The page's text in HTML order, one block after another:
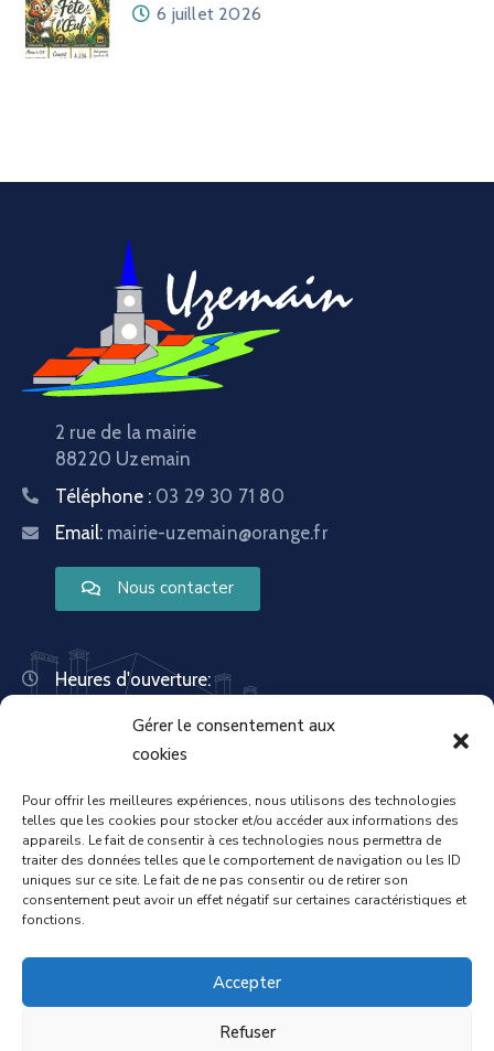
Gérer le consentement aux
cookies
Pour offrir les meilleures expériences, nous utilisons des technologies
telles que les cookies pour stocker et/ou accéder aux informations des
appareils. Le fait de consentir à ces technologies nous permettra de
traiter des données telles que le comportement de navigation ou les ID
uniques sur ce site. Le fait de ne pas consentir ou de retirer son
consentement peut avoir un effet négatif sur certaines caractéristiques et
fonctions.
Accepter
Refuser
6 juillet 2026
2 rue de la mairie
88220 Uzemain
Téléphone : 03 29 30 71 80
Email: mairie-uzemain@orange.fr
Nous contacter
Heures d'ouverture:
Mardi : 13:30 – 18:00
Mercredi : 08:30 – 12:00 | 14:00 – 17:00
Vendredi : 08:30 – 12:00 | 14:00 – 17:00
Samedi : Fermée
Dimanche : Fermée
Mentions légales